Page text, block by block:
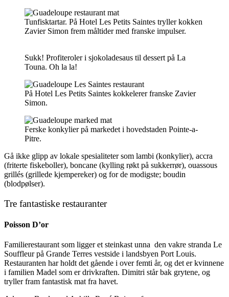
Tunfisktartar. På Hotel Les Petits Saintes tryller kokken
Zavier Simon frem måltider med franske impulser.
Sukk! Profiteroler i sjokoladesaus til dessert på La
Touna. Oh la la!
På Hotel Les Petits Saintes kokkelerer franske Zavier
Simon.
Ferske konkylier på markedet i hovedstaden Pointe-a-
Pitre.
Gå ikke glipp av lokale spesialiteter som lambi (konkylier), accra
(friterte fiskeboller), boncane (kylling røkt på sukkerrør), ouassous
grillés (grillede kjempereker) og for de modigste; boudin
(blodpølser).
Tre fantastiske restauranter
Poisson D’or
Familierestaurant som ligger et steinkast unna den vakre stranda Le
Souffleur på Grande Terres vestside i landsbyen Port Louis.
Restauranten har holdt det gående i over femti år, og det er kvinnene
i familien Madel som er drivkraften. Dimitri står bak grytene, og
tryller fram fantastisk mat fra havet.